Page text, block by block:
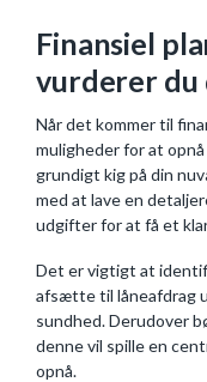
Finansiel
vurderer du
Når det kommer til
muligheder for at
grundigt kig på din
med at lave en
udgifter for at få et
Det er vigtigt at
afsætte til låneafdrag
sundhed. Derudover
denne vil spille en
opnå.